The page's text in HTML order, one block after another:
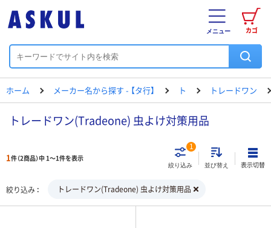
カゴ
メニュー
ホーム メーカー名から探す - 【タ行】 ト トレードワン
トレードワン(Tradeone) 虫よけ対策用品
1件（2商品）中 1～1件を表示
絞り込み
1
並び替え 表示切替
絞り込み トレードワン(Tradeone) 虫よけ対策用品